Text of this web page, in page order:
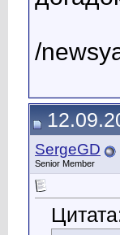
/
SergeGD
Senior Member